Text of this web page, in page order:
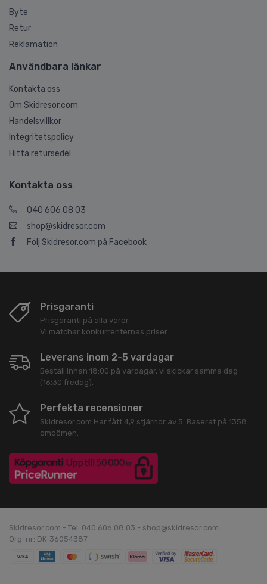
Byte
Retur
Reklamation
Användbara länkar
Kontakta oss
Om Skidresor.com
Handelsvillkor
Integritetspolicy
Hitta retursedel
Kontakta oss
040 606 08 03
shop@skidresor.com
Följ Skidresor.com på Facebook
Prisgaranti
Prisgaranti på alla varor.
Vi matchar konkurrenternas priser.
Leverans inom 2-5 vardagar
Beställ innan 18:00 på vardagar, vi skickar samma dag
(16:30 fredag).
Perfekta recensioner
Skidresor.com Har fått 4,9 stjärnor av 5 . Baserat på 1358
omdömen.
Skidresor.com - Tel. 040 606 08 03 - shop@skidresor.com
Org-nr: DK-36054387